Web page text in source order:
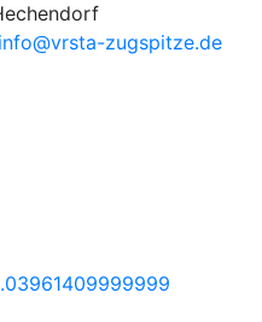
info@vrsta-zugspitze.de